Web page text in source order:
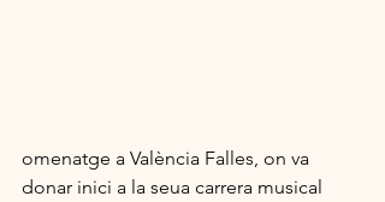
omenatge a València Falles, on va
donar inici a la seua carrera musical